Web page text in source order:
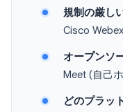
規制の厳し
Cisco Webex
オープンソ
Meet (自己
どのプラッ